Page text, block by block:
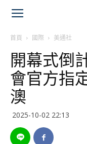
首頁 國際 美通社
開幕式倒
會官方指
澳
2025-10-02 22:13